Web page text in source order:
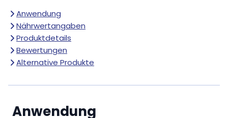
Anwendung
Nährwertangaben
Produktdetails
Bewertungen
Alternative Produkte
Anwendung